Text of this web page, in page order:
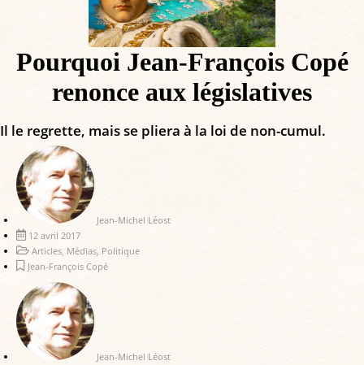
Pourquoi Jean-François Copé
renonce aux législatives
Il le regrette, mais se pliera à la loi de non-cumul.
Jean-Michel Léost
12 avril 2017
Articles Médias Politique
Jean-François Copé
Jean-Michel Léost